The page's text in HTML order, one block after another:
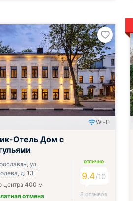
Wi-Fi
Отель Дом с
ул.
д. 13
центра 400 м
отмена
ОТЛИЧНО
9.4/10
8 отзывов